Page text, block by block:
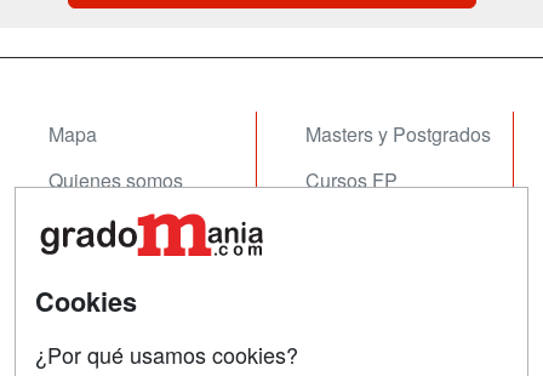
Mapa
Quienes somos
Tarifas publicidad
Acceso Centros
Masters y Postgrados
Cursos FP
Cookies
¿Por qué usamos cookies?